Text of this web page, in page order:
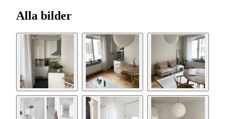
Alla bilder